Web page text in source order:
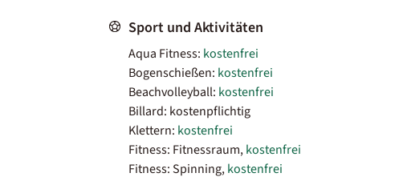
Sport und Aktivitäten
Aqua Fitness: kostenfrei
Bogenschießen: kostenfrei
Beachvolleyball: kostenfrei
Billard: kostenpflichtig
Klettern: kostenfrei
Fitness: Fitnessraum,kostenfrei
Fitness: Spinning,kostenfrei